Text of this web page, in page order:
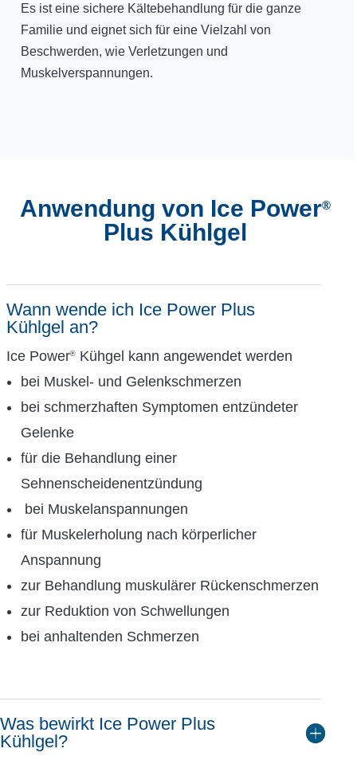
Es ist eine sichere Kältebehandlung für die ganze
Familie und eignet sich für eine Vielzahl von
Beschwerden, wie Verletzungen und
Muskelverspannungen.
Anwendung von Ice Power®
Plus Kühlgel
Wann wende ich Ice Power Plus
Kühlgel an?
Ice Power® Kühgel kann angewendet werden
bei Muskel- und Gelenkschmerzen
bei schmerzhaften Symptomen entzündeter
Gelenke
für die Behandlung einer
Sehnenscheidenentzündung
bei Muskelanspannungen
für Muskelerholung nach körperlicher
Anspannung
zur Behandlung muskulärer Rückenschmerzen
zur Reduktion von Schwellungen
bei anhaltenden Schmerzen
Was bewirkt Ice Power Plus
Kühlgel?